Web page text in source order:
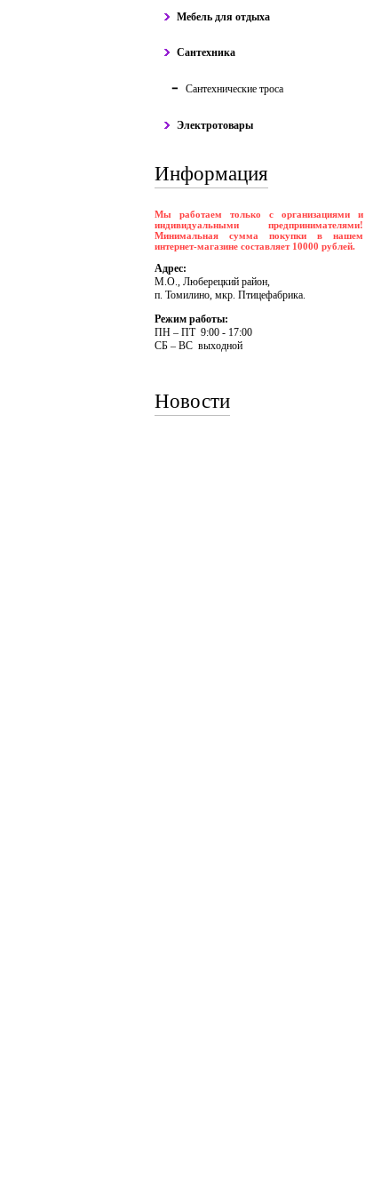
Мебель для отдыха
Сантехника
Сантехнические троса
Электротовары
Информация
Мы работаем только с организациями и
индивидуальными предпринимателями!
Минимальная сумма покупки в нашем
интернет-магазине составляет 10000 рублей.
Адрес:
М.О., Люберецкий район,
п. Томилино, мкр. Птицефабрика.
Режим работы:
ПH – ПT 9:00 - 17:00
CБ – BC выходной
Новости